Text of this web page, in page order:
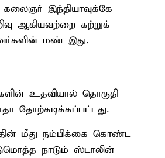
இந்தியாவுக்கே
ஆகியவற்றை கற்றுக்
மண் இது.
உதவியால் தொகுதி
தோற்கடிக்கப்பட்டது.
மீது நம்பிக்கை கொண்ட
நாடும் ஸ்டாலின்